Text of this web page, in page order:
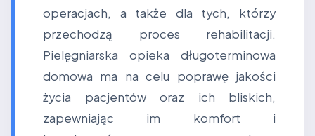
operacjach, a także dla tych, którzy
przechodzą proces rehabilitacji.
Pielęgniarska opieka długoterminowa
domowa ma na celu poprawę jakości
życia pacjentów oraz ich bliskich,
zapewniając im komfort i